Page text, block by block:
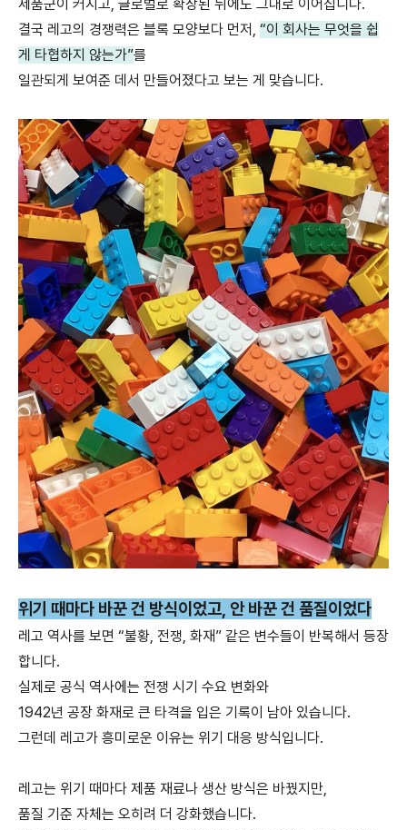
제품군이 커지고, 글로벌로 확장된 뒤에도 그대로 이어집니다.
결국 레고의 경쟁력은 블록 모양보다 먼저, “이 회사는 무엇을 쉽
게 타협하지 않는가”를
일관되게 보여준 데서 만들어졌다고 보는 게 맞습니다.
위기 때마다 바꾼 건 방식이었고, 안 바꾼 건 품질이었다
레고 역사를 보면 “불황, 전쟁, 화재” 같은 변수들이 반복해서 등장
합니다.
실제로 공식 역사에는 전쟁 시기 수요 변화와
1942년 공장 화재로 큰 타격을 입은 기록이 남아 있습니다.
그런데 레고가 흥미로운 이유는 위기 대응 방식입니다.
레고는 위기 때마다 제품 재료나 생산 방식은 바꿨지만,
품질 기준 자체는 오히려 더 강화했습니다.